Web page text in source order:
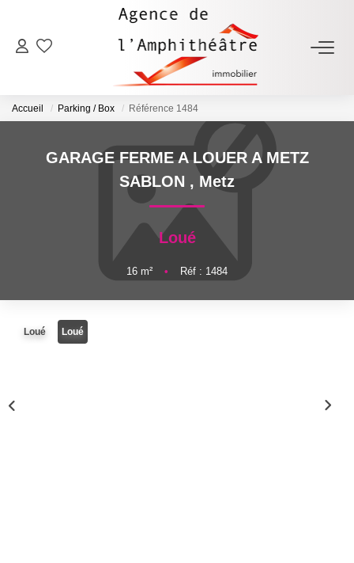
ACHETER
LOUER
ESTIMER
FAIRE GÉRER
NOTRE AGENCE
Accueil Parking / Box Référence 1484
GARAGE FERME A LOUER A METZ
SABLON , Metz
Loué
16 m² • Réf : 1484
Loué Loué